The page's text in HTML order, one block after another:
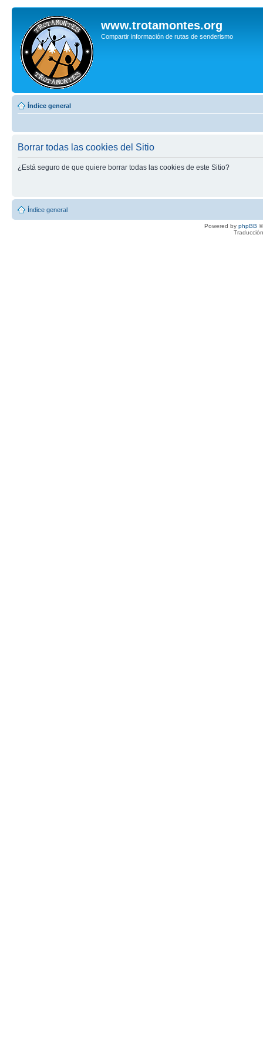
www.trotamontes.org
Compartir información de rutas de senderismo
Índice general
Borrar todas las cookies del Sitio
¿Está seguro de que quiere borrar todas las cookies de este Sitio?
Índice general
Powered by phpBB